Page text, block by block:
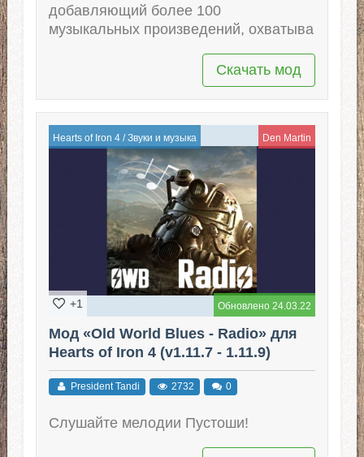
добавляющий более 100
музыкальных произведений, охватыва
Скачать мод
Hearts of Iron 4/Звуки и музыка Den Martin
Обновлено 24.03.22
+1
Мод «Old World Blues - Radio» для
Hearts of Iron 4 (v1.11.7 - 1.11.9)
President Tandi 2732 0
Слушайте мелодии Пустоши!